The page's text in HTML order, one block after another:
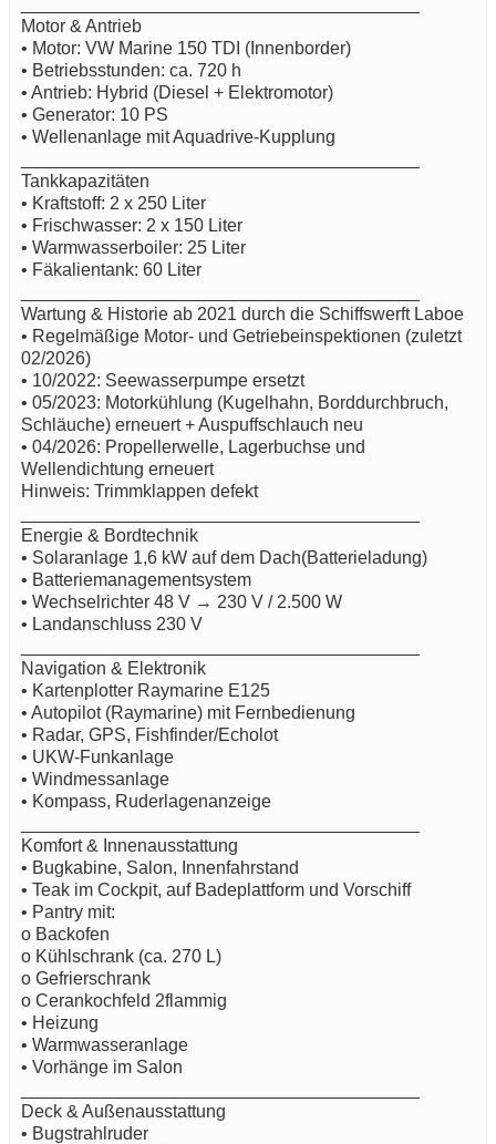
Motor & Antrieb
• Motor: VW Marine 150 TDI (Innenborder)
• Betriebsstunden: ca. 720 h
• Antrieb: Hybrid (Diesel + Elektromotor)
• Generator: 10 PS
• Wellenanlage mit Aquadrive-Kupplung
Tankkapazitäten
• Kraftstoff: 2 x 250 Liter
• Frischwasser: 2 x 150 Liter
• Warmwasserboiler: 25 Liter
• Fäkalientank: 60 Liter
Wartung & Historie ab 2021 durch die Schiffswerft Laboe
• Regelmäßige Motor- und Getriebeinspektionen (zuletzt
02/2026)
• 10/2022: Seewasserpumpe ersetzt
• 05/2023: Motorkühlung (Kugelhahn, Borddurchbruch,
Schläuche) erneuert + Auspuffschlauch neu
• 04/2026: Propellerwelle, Lagerbuchse und
Wellendichtung erneuert
Hinweis: Trimmklappen defekt
Energie & Bordtechnik
• Solaranlage 1,6 kW auf dem Dach(Batterieladung)
• Batteriemanagementsystem
• Wechselrichter 48 V → 230 V / 2.500 W
• Landanschluss 230 V
Navigation & Elektronik
• Kartenplotter Raymarine E125
• Autopilot (Raymarine) mit Fernbedienung
• Radar, GPS, Fishfinder/Echolot
• UKW-Funkanlage
• Windmessanlage
• Kompass, Ruderlagenanzeige
Komfort & Innenausstattung
• Bugkabine, Salon, Innenfahrstand
• Teak im Cockpit, auf Badeplattform und Vorschiff
• Pantry mit:
o Backofen
o Kühlschrank (ca. 270 L)
o Gefrierschrank
o Cerankochfeld 2flammig
• Heizung
• Warmwasseranlage
• Vorhänge im Salon
Deck & Außenausstattung
• Bugstrahlruder